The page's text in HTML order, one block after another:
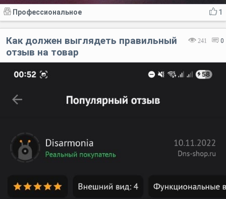
1
Профессиональное
241 0
Как должен выглядеть правильный
отзыв на товар